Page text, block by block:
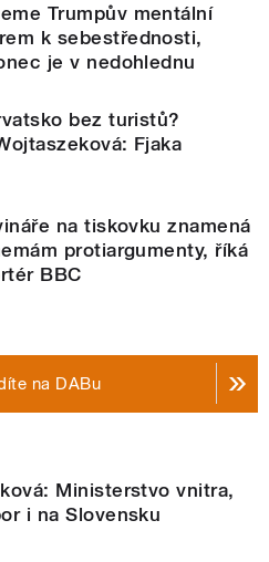
Trumpův mentální
k sebestřednosti,
je v nedohlednu
bez turistů?
Fjaka
na tiskovku znamená
protiargumenty, říká
BBC
na DABu
Ministerstvo vnitra,
i na Slovensku